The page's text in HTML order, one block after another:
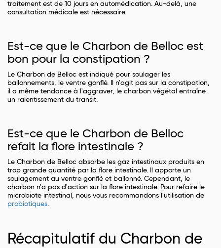
traitement est de 10 jours en automédication. Au-delà, une
consultation médicale est nécessaire.
Est-ce que le Charbon de Belloc est
bon pour la constipation ?
Le Charbon de Belloc est indiqué pour soulager les
ballonnements, le ventre gonflé. Il n'agit pas sur la constipation,
il a même tendance à l'aggraver, le charbon végétal entraîne
un ralentissement du transit.
Est-ce que le Charbon de Belloc
refait la flore intestinale ?
Le Charbon de Belloc absorbe les gaz intestinaux produits en
trop grande quantité par la flore intestinale. Il apporte un
soulagement au ventre gonflé et ballonné. Cependant, le
charbon n'a pas d'action sur la flore intestinale. Pour refaire le
microbiote intestinal, nous vous recommandons l'utilisation de
probiotiques.
Récapitulatif du Charbon de